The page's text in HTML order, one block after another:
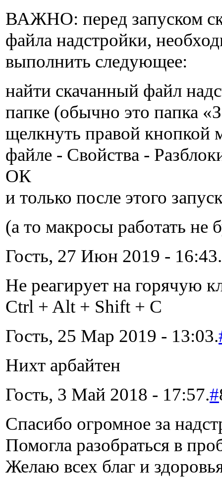
ВАЖНО: перед запуском
файла надстройки,
выполнить следующее:
найти скачанный файл
папке (обычно это папка
щелкнуть правой
файле - Свойства -
ОК
и только после этого
(а то макросы работать не
Гость, 27 Июн 2019 - 16:43.
Не реагирует на горячую
Ctrl + Alt + Shift + C
Гость, 25 Мар 2019 - 13:03.
Нихт арбайтен
Гость, 3 Май 2018 - 17:57.#
Спасибо огромное за
Помогла разобраться в
Желаю всех благ и